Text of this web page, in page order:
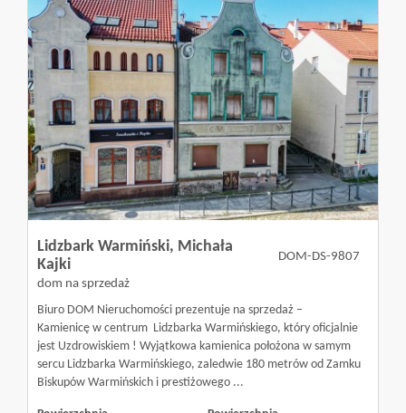
Olsztyn
Lidzbark Warmiński, Michała
Kajki
dom na sprzedaż
DOM-DS-9807
Biuro DOM Nieruchomości prezentuje na sprzedaż –
Kamienicę w centrum Lidzbarka Warmińskiego, który oficjalnie
jest Uzdrowiskiem ! Wyjątkowa kamienica położona w samym
sercu Lidzbarka Warmińskiego, zaledwie 180 metrów od Zamku
Biskupów Warmińskich i prestiżowego ...